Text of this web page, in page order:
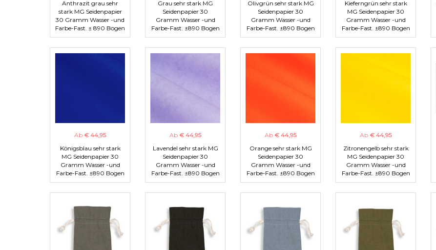
Anthrazit grau sehr
stark MG Seidenpapier
30 Gramm Wasser -und
Farbe-Fast. ± 890 Bogen
Grau sehr stark MG
Seidenpapier 30
Gramm Wasser -und
Farbe-Fast. ±890 Bogen
Olivgrün sehr stark MG
Seidenpapier 30
Gramm Wasser -und
Farbe-Fast. ±890 Bogen
Kieferngrün sehr stark
MG Seidenpapier 30
Gramm Wasser -und
Farbe-Fast. ±890 Bogen
Ab € 44,95
Königsblau sehr stark
MG Seidenpapier 30
Gramm Wasser -und
Farbe-Fast. ±890 Bogen
Ab € 44,95
Lavendel sehr stark MG
Seidenpapier 30
Gramm Wasser -und
Farbe-Fast. ±890 Bogen
Ab € 44,95
Orange sehr stark MG
Seidenpapier 30
Gramm Wasser -und
Farbe-Fast. ±890 Bogen
Ab € 44,95
Zitronengelb sehr stark
MG Seidenpapier 30
Gramm Wasser -und
Farbe-Fast. ±890 Bogen